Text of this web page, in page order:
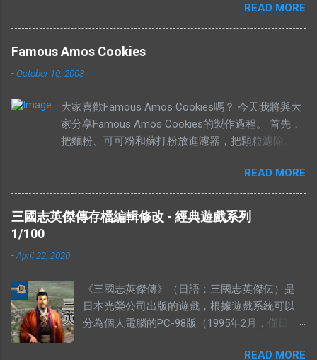
不到就是有市無價？ 至於其他人怎樣詮釋這兩
句成語，你們自己Google以下就知道了，我在
這只說重點。 網絡流行的解釋不符合邏輯。 在
西。可是有些解釋把“有價無市”的“價”，解釋為
價無市就是說有人願意出高價，卻沒有供
應。”如果按照這個邏輯，“有市無價”就等於有
供應，卻無高價。如果是這樣解釋的話，就不
需求高過供應，或者供應低過需求。從經濟學
的角度去看，貨物在供應充足的情況下，價格
是不應該上揚的。（獨特的馬來西亞經常會有
例子是：一個地方的二手屋很好大家都想買，
可是住在那的人都不想賣。你有見過搶手的貨
物，沒有供應的嗎？ 2012年9月，侯志強（上水
鄉委會主席，北區區議員）曾說過一句話：“你
畀夠錢我，祠堂都可以畀咗你。”身為華人，我
READ MORE
Famous Amos Cookies
-October 10, 2008
大家喜歡Famous Amos Cookies嗎？ 今天我將與大
家分享Famous Amos Cookies的製作過程。 首先，
把麵粉、可可粉和蘇打粉放進濾器，把顆粒濾除。
（Walnut），攪拌均勻，放在一旁待用。 在另外一
個盤裡，放入菜油、白糖、黃糖和鹽。 用攪拌器把
材料攪拌均勻。攪拌的時候要注意，攪拌器一定要順
時鐘旋轉。 加入香精，繼續攪拌。 加入雞蛋，繼續
前的面紛混合物。 攪拌五分鐘，或者直到麵糰有一
烤箱裡烤。時間的長短，需要視餅乾的大小的定。像
一下的大小，時間需要比較長。 像下面這個形狀，
需要的時間比較短。 這個就是完成品，希望妳們會
喜歡。 由於這個曲奇的食譜是商業機密（我母親每
READ MORE
三國志英傑傳存檔編輯修改 - 經典遊戲系列
1/100
-April 22, 2020
《三國志英傑傳》（日語：三國志英傑伝）是
日本光榮公司出版的遊戲，根據遊戲系統可以
分為個人電腦的PC-98版（1995年2月，僅日
SFC版、PS版、SS版、及隨後的GBA版兩類。
READ MORE